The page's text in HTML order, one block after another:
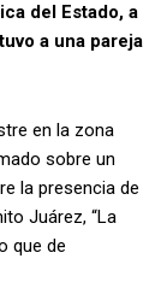
del Estado, a
a una pareja
en la zona
sobre un
la presencia de
Juárez, “La
que de